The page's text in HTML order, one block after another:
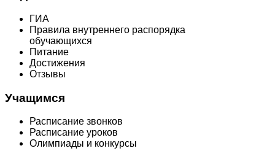
ГИА
Правила внутреннего распорядка
обучающихся
Питание
Достижения
Отзывы
Учащимся
Расписание звонков
Расписание уроков
Олимпиады и конкурсы